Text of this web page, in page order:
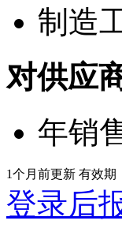
制造
对供应
年销
1个月前更新 有效期
登录后